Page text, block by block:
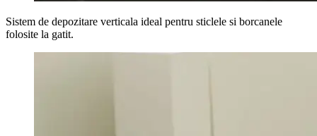
Sistem de depozitare verticala ideal pentru sticlele si borcanele
folosite la gatit.